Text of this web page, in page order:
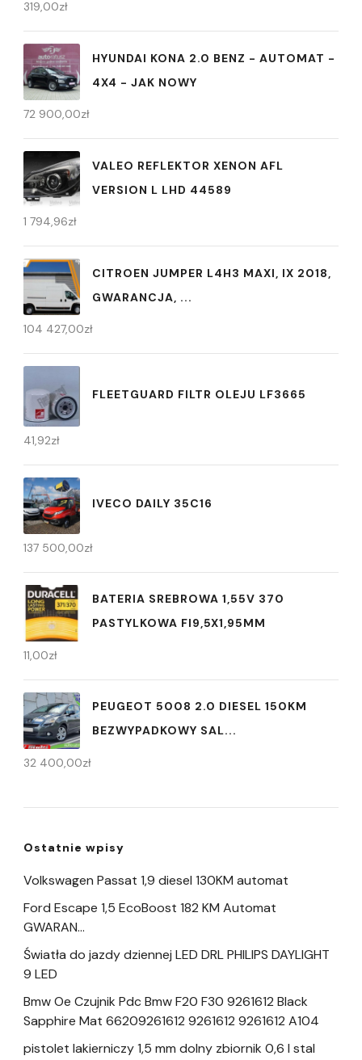
319,00zł
HYUNDAI KONA 2.0 BENZ - AUTOMAT -
4X4 - JAK NOWY
72 900,00zł
VALEO REFLEKTOR XENON AFL
VERSION L LHD 44589
1 794,96zł
CITROEN JUMPER L4H3 MAXI, IX 2018,
GWARANCJA, ...
104 427,00zł
FLEETGUARD FILTR OLEJU LF3665
41,92zł
IVECO DAILY 35C16
137 500,00zł
BATERIA SREBROWA 1,55V 370
PASTYLKOWA FI9,5X1,95MM
11,00zł
PEUGEOT 5008 2.0 DIESEL 150KM
BEZWYPADKOWY SAL...
32 400,00zł
Ostatnie wpisy
Volkswagen Passat 1,9 diesel 130KM automat
Ford Escape 1,5 EcoBoost 182 KM Automat
GWARAN…
Światła do jazdy dziennej LED DRL PHILIPS DAYLIGHT
9 LED
Bmw Oe Czujnik Pdc Bmw F20 F30 9261612 Black
Sapphire Mat 66209261612 9261612 9261612 A104
pistolet lakierniczy 1,5 mm dolny zbiornik 0,6 l stal